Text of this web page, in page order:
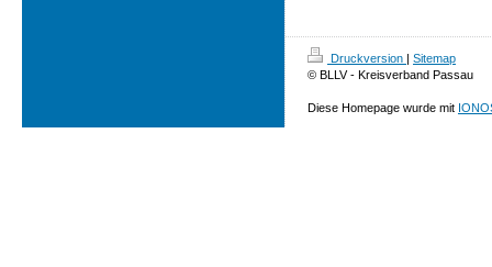
Druckversion | Sitemap
© BLLV - Kreisverband Passau
Diese Homepage wurde mit